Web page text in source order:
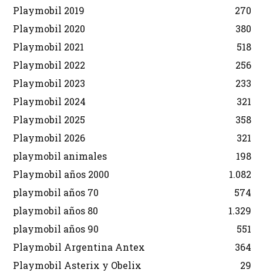
Playmobil 2019
270
Playmobil 2020
380
Playmobil 2021
518
Playmobil 2022
256
Playmobil 2023
233
Playmobil 2024
321
Playmobil 2025
358
Playmobil 2026
321
playmobil animales
198
Playmobil años 2000
1.082
playmobil años 70
574
playmobil años 80
1.329
playmobil años 90
551
Playmobil Argentina Antex
364
Playmobil Asterix y Obelix
29